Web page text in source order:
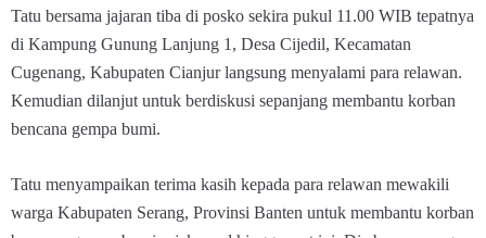
Tatu bersama jajaran tiba di posko sekira pukul 11.00 WIB tepatnya
di Kampung Gunung Lanjung 1, Desa Cijedil, Kecamatan
Cugenang, Kabupaten Cianjur langsung menyalami para relawan.
Kemudian dilanjut untuk berdiskusi sepanjang membantu korban
bencana gempa bumi.
Tatu menyampaikan terima kasih kepada para relawan mewakili
warga Kabupaten Serang, Provinsi Banten untuk membantu korban